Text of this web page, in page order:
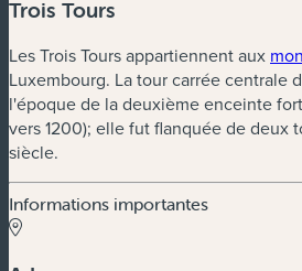
Trois Tours
Les Trois Tours appartiennent aux
Luxembourg. La tour carrée centrale
l'époque de la deuxième enceinte
vers 1200); elle fut flanquée de deux
siècle.
Informations importantes